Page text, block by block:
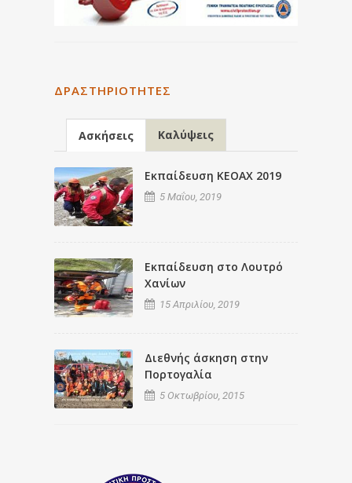
ΔΡΑΣΤΗΡΙΌΤΗΤΕΣ
Ασκήσεις Καλύψεις
Εκπαίδευση ΚΕΟΑΧ 2019
5 Μαΐου, 2019
Εκπαίδευση στο Λουτρό
Χανίων
15 Απριλίου, 2019
Διεθνής άσκηση στην
Πορτογαλία
5 Οκτωβρίου, 2015